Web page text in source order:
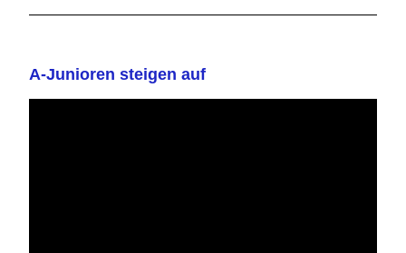
A-Junioren steigen auf